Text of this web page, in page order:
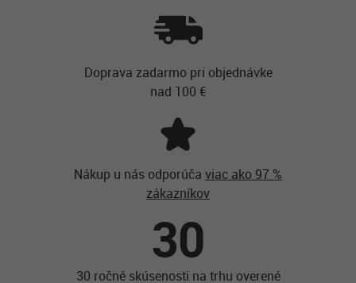
Doprava zadarmo pri objednávke
nad 100 €
Nákup u nás odporúča viac ako 97 %
zákazníkov
30
30 ročné skúsenosti na trhu overené